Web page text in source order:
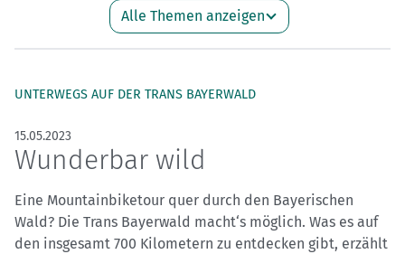
Alle Themen anzeigen
UNTERWEGS AUF DER TRANS BAYERWALD
15.05.2023
Wunderbar wild
Eine Mountainbiketour quer durch den Bayerischen
Wald? Die Trans Bayerwald macht‘s möglich. Was es auf
den insgesamt 700 Kilometern zu entdecken gibt, erzählt